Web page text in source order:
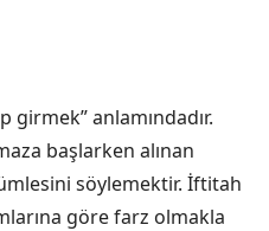
girmek” anlamındadır.
başlarken alınan
söylemektir. İftitah
göre farz olmakla